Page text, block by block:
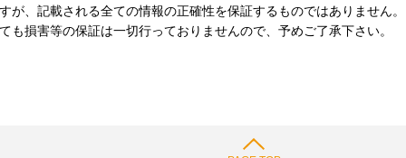
が、記載される全ての情報の正確性を保証するものではありません。
も損害等の保証は一切行っておりませんので、予めご了承下さい。